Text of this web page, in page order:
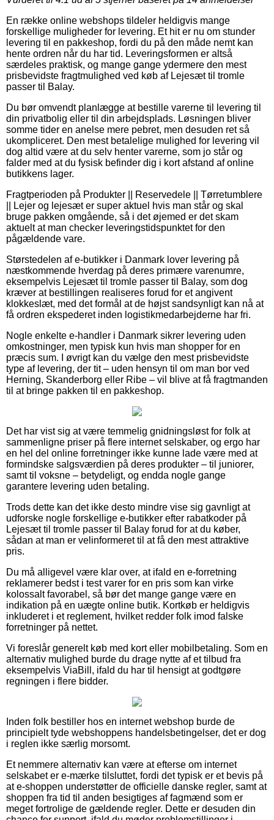
En række online webshops tildeler heldigvis mange
forskellige muligheder for levering. Et hit er nu om stunder
levering til en pakkeshop, fordi du på den måde nemt kan
hente ordren når du har tid. Leveringsformen er altså
særdeles praktisk, og mange gange ydermere den mest
prisbevidste fragtmulighed ved køb af Lejesæt til tromle
passer til Balay.
Du bør omvendt planlægge at bestille varerne til levering til
din privatbolig eller til din arbejdsplads. Løsningen bliver
somme tider en anelse mere pebret, men desuden ret så
ukompliceret. Den mest betalelige mulighed for levering vil
dog altid være at du selv henter varerne, som jo står og
falder med at du fysisk befinder dig i kort afstand af online
butikkens lager.
Fragtperioden på Produkter || Reservedele || Tørretumblere
|| Lejer og lejesæt er super aktuel hvis man står og skal
bruge pakken omgående, så i det øjemed er det skam
aktuelt at man checker leveringstidspunktet for den
pågældende vare.
Størstedelen af e-butikker i Danmark lover levering på
næstkommende hverdag på deres primære varenumre,
eksempelvis Lejesæt til tromle passer til Balay, som dog
kræver at bestillingen realiseres forud for et angivent
klokkeslæt, med det formål at de højst sandsynligt kan nå at
få ordren ekspederet inden logistikmedarbejderne har fri.
Nogle enkelte e-handler i Danmark sikrer levering uden
omkostninger, men typisk kun hvis man shopper for en
præcis sum. I øvrigt kan du vælge den mest prisbevidste
type af levering, der tit – uden hensyn til om man bor ved
Herning, Skanderborg eller Ribe – vil blive at få fragtmanden
til at bringe pakken til en pakkeshop.
Det har vist sig at være temmelig gnidningsløst for folk at
sammenligne priser på flere internet selskaber, og ergo har
en hel del online forretninger ikke kunne lade være med at
formindske salgsværdien på deres produkter – til juniorer,
samt til voksne – betydeligt, og endda nogle gange
garantere levering uden betaling.
Trods dette kan det ikke desto mindre vise sig gavnligt at
udforske nogle forskellige e-butikker efter rabatkoder på
Lejesæt til tromle passer til Balay forud for at du køber,
sådan at man er velinformeret til at få den mest attraktive
pris.
Du må alligevel være klar over, at ifald en e-forretning
reklamerer bedst i test varer for en pris som kan virke
kolossalt favorabel, så bør det mange gange være en
indikation på en uægte online butik. Kortkøb er heldigvis
inkluderet i et reglement, hvilket redder folk imod falske
forretninger på nettet.
Vi foreslår generelt køb med kort eller mobilbetaling. Som en
alternativ mulighed burde du drage nytte af et tilbud fra
eksempelvis ViaBill, ifald du har til hensigt at godtgøre
regningen i flere bidder.
Inden folk bestiller hos en internet webshop burde de
principielt tyde webshoppens handelsbetingelser, det er dog
i reglen ikke særlig morsomt.
Et nemmere alternativ kan være at efterse om internet
selskabet er e-mærke tilsluttet, fordi det typisk er et bevis på
at e-shoppen understøtter de officielle danske regler, samt at
shoppen fra tid til anden besigtiges af fagmænd som er
meget fortrolige de gældende regler. Dette er desuden din